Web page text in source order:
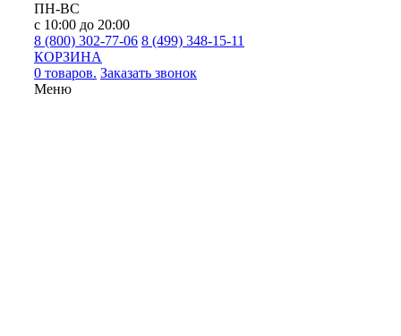
ПН-ВС
с 10:00 до 20:00
8 (800) 302-77-06 8 (499) 348-15-11
КОРЗИНА
0 товаров. Заказать звонок
Меню